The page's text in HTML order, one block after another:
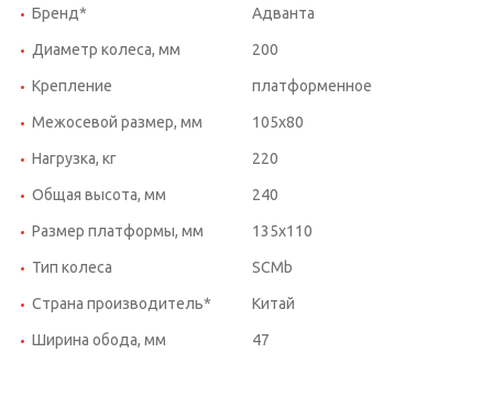
Бренд* Адванта
Диаметр колеса, мм 200
Крепление платформенное
Межосевой размер, мм 105x80
Нагрузка, кг 220
Общая высота, мм 240
Размер платформы, мм 135x110
Тип колеса SCMb
Страна производитель* Китай
Ширина обода, мм 47